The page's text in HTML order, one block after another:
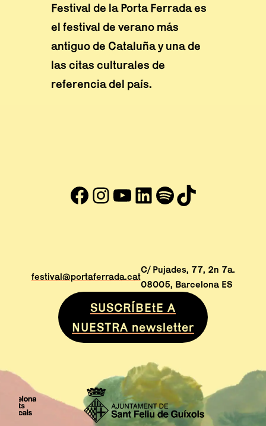
Festival de la Porta Ferrada es
el festival de verano más
antiguo de Cataluña y una de
las citas culturales de
referencia del país.
Facebook
Abre en nueva ventana
Instagram
Abre en nueva ventana
YouTube
Abre en nueva ventana
LinkedIn
Abre en nueva
#Abre en nueva
TikTok
Abre en
festival@portaferrada.cat
C/ Pujades, 77, 2n 7a.
08005, Barcelona ES
SUSCRÍBEtE A
NUESTRA newsletter